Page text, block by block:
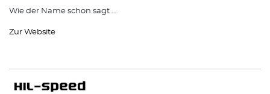
Wie der Name schon sagt …
Zur Website